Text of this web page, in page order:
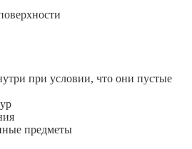
при условии, что они пустые
предметы